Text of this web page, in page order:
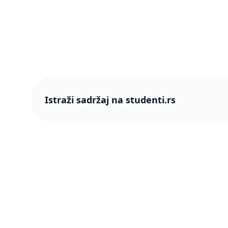
Istraži sadržaj na studenti.rs